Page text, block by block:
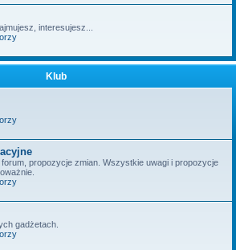
interesujesz...
Klub
forum, propozycje zmian. Wszystkie uwagi i propozycje
gadżetach.